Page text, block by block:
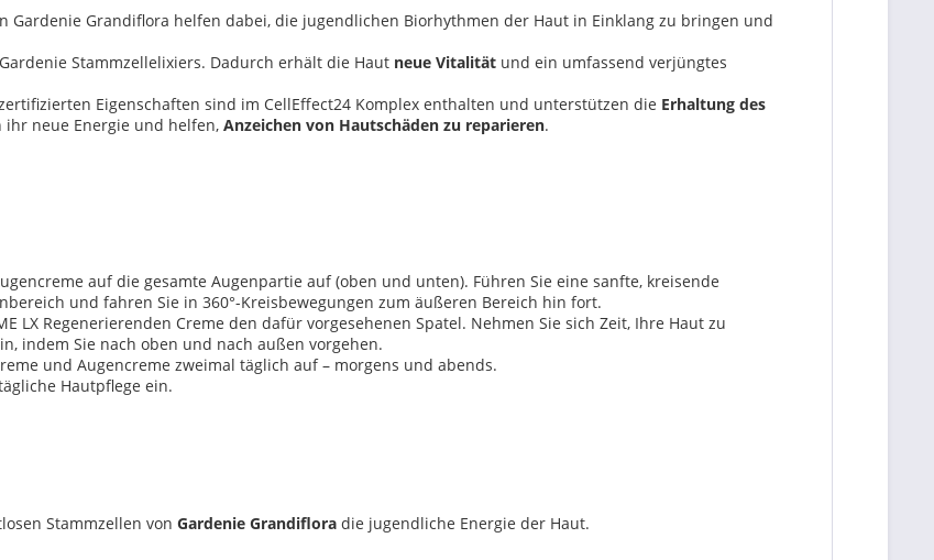
Gardenie Grandiflora helfen dabei, die jugendlichen Biorhythmen der Haut in Einklang zu bringen und
Stammzellelixiers. Dadurch erhält die Haut neue Vitalität und ein umfassend verjüngtes
Eigenschaften sind im CellEffect24 Komplex enthalten und unterstützen die Erhaltung des
ihr neue Energie und helfen, Anzeichen von Hautschäden zu reparieren.
auf die gesamte Augenpartie auf (oben und unten). Führen Sie eine sanfte, kreisende
und fahren Sie in 360°-Kreisbewegungen zum äußeren Bereich hin fort.
LX Regenerierenden Creme den dafür vorgesehenen Spatel. Nehmen Sie sich Zeit, Ihre Haut zu
indem Sie nach oben und nach außen vorgehen.
und Augencreme zweimal täglich auf – morgens und abends.
Hautpflege ein.
Stammzellen von Gardenie Grandiflora die jugendliche Energie der Haut.